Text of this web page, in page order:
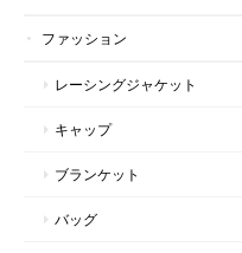
ファッション
レーシングジャケット
キャップ
ブランケット
バッグ